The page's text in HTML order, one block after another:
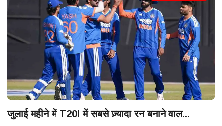
जुलाई महीने में T20I में सबसे ज़्यादा रन बनाने वाल...